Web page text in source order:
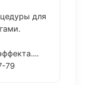
для
79